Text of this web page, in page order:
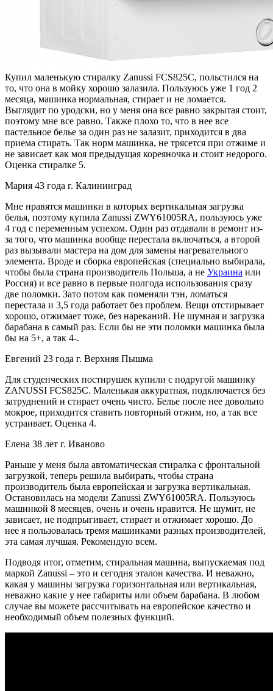
Купил маленькую стиралку Zanussi FCS825C, польстился на
то, что она в мойку хорошо залазила. Пользуюсь уже 1 год 2
месяца, машинка нормальная, стирает и не ломается.
Выглядит по уродски, но у меня она все равно закрытая стоит,
поэтому мне все равно. Также плохо то, что в нее все
пастельное белье за один раз не залазит, приходится в два
приема стирать. Так норм машинка, не трясется при отжиме и
не зависает как моя предыдущая кореяночка и стоит недорого.
Оценка стиралке 5.
Мария 43 года г. Калининград
Мне нравятся машинки в которых вертикальная загрузка
белья, поэтому купила Zanussi ZWY61005RA, пользуюсь уже
4 год с переменным успехом. Один раз отдавали в ремонт из-
за того, что машинка вообще перестала включаться, а второй
раз вызывали мастера на дом для замены нагревательного
элемента. Вроде и сборка европейская (специально выбирала,
чтобы была страна производитель Польша, а не Украина или
Россия) и все равно в первые полгода использования сразу
две поломки. Зато потом как поменяли тэн, ломаться
перестала и 3,5 года работает без проблем. Вещи отстирывает
хорошо, отжимает тоже, без нареканий. Не шумная и загрузка
барабана в самый раз. Если бы не эти поломки машинка была
бы на 5+, а так 4-.
Евгений 23 года г. Верхняя Пышма
Для студенческих постирушек купили с подругой машинку
ZANUSSI FCS825C. Маленькая аккуратная, подключается без
затруднений и стирает очень чисто. Белье после нее довольно
мокрое, приходится ставить повторный отжим, но, а так все
устраивает. Оценка 4.
Елена 38 лет г. Иваново
Раньше у меня была автоматическая стиралка с фронтальной
загрузкой, теперь решила выбирать, чтобы страна
производитель была европейская и загрузка вертикальная.
Остановилась на модели Zanussi ZWY61005RA. Пользуюсь
машинкой 8 месяцев, очень и очень нравится. Не шумит, не
зависает, не подпрыгивает, стирает и отжимает хорошо. До
нее я пользовалась тремя машинками разных производителей,
эта самая лучшая. Рекомендую всем.
Подводя итог, отметим, стиральная машина, выпускаемая под
маркой Zanussi – это и сегодня эталон качества. И неважно,
какая у машины загрузка горизонтальная или вертикальная,
неважно какие у нее габариты или объем барабана. В любом
случае вы можете рассчитывать на европейское качество и
необходимый объем полезных функций.